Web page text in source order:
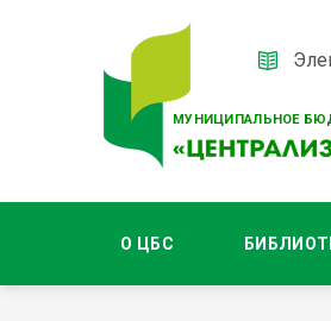
МУНИЦИПАЛЬНОЕ
О ЦБС